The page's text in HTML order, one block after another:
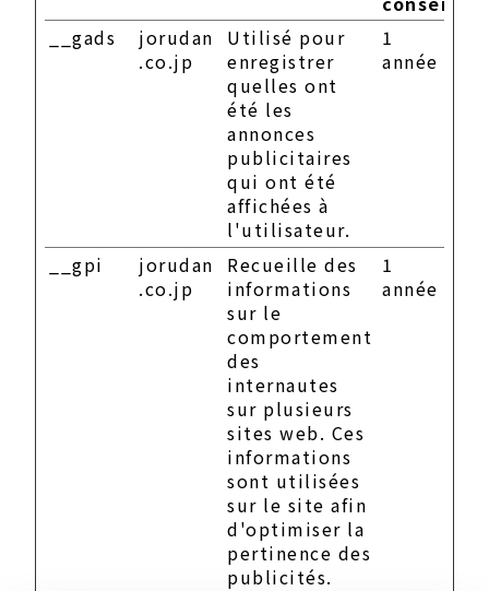
__gads
jorudan
.co.jp
Utilisé pour
enregistrer
quelles ont
été les
annonces
publicitaires
qui ont été
affichées à
l'utilisateur.
1
année
__gpi
jorudan
.co.jp
Recueille des
informations
sur le
comportement
des
internautes
sur plusieurs
sites web. Ces
informations
sont utilisées
sur le site afin
d'optimiser la
pertinence des
publicités.
1
année